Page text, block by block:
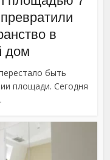
в
дом
быть
площади. Сегодня